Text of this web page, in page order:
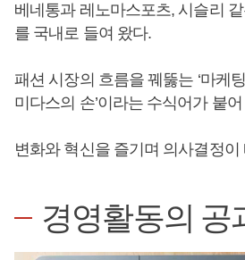
베네통과 레노마스포츠, 시슬리
를 국내로 들여 왔다.
패션 시장의 흐름을 꿰뚫는 ‘마케팅
미다스의 손’이라는 수식어가 붙
변화와 혁신을 즐기며 의사결정이
경영활동의 공